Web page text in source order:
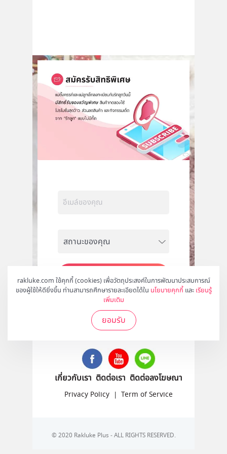
rakluke.com ใช้คุกกี้ (cookies) เพื่อวัตถุประสงค์ในการพัฒนาประสบการณ์
ของผู้ใช้ให้ดียิ่งขึ้น ท่านสามารถศึกษารายละเอียดได้ใน นโยบายคุกกี้ และ เรียนรู้
เพิ่มเติม
ยอมรับ
สมัคร
ติดตามเราได้ที่
เกี่ยวกับเรา ติดต่อเรา ติดต่อลงโฆษณา
Privacy Policy | Term of Service
© 2020 Rakluke Plus - ALL RIGHTS RESERVED.